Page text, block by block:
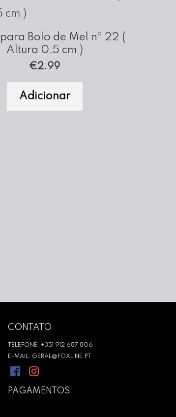
Bolo de Mel nº 22 (
Altura 0,5 cm )
€2.99
Adicionar
CONTATO
TELEFONE: +351 912 687 806
E-MAIL: GERAL@FOXLINE.PT
PAGAMENTOS